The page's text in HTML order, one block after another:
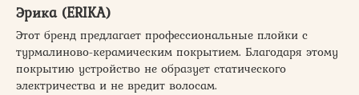
Эрика (ERIKA)
Этот бренд предлагает профессиональные плойки с
турмалиново-керамическим покрытием. Благодаря этому
покрытию устройство не образует статического
электричества и не вредит волосам.